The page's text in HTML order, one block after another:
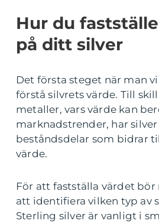
Hur du
på ditt silver
Det första steget när man
förstå silvrets värde. Till
metaller, vars värde kan
marknadstrender, har silver
beståndsdelar som bidrar
värde.
För att fastställa värdet bör
att identifiera vilken typ av
Sterling silver är vanligt i